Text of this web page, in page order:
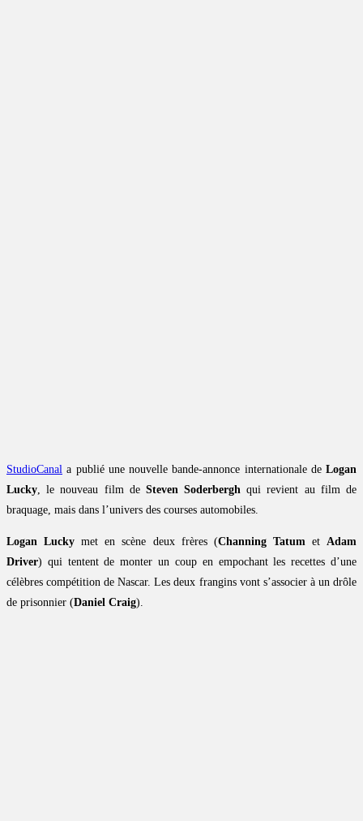
StudioCanal a publié une nouvelle bande-annonce internationale de Logan
Lucky, le nouveau film de Steven Soderbergh qui revient au film de
braquage, mais dans l’univers des courses automobiles.
Logan Lucky met en scène deux frères (Channing TatumetAdam
Driver) qui tentent de monter un coup en empochant les recettes d’une
célèbres compétition de Nascar. Les deux frangins vont s’associer à un drôle
de prisonnier (Daniel Craig).